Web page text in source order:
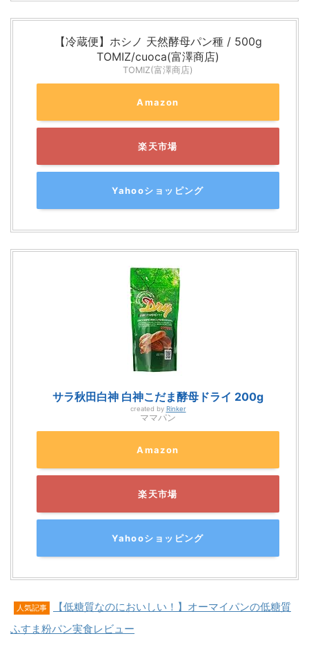
【冷蔵便】ホシノ 天然酵母パン種 / 500g
TOMIZ/cuoca(富澤商店)
TOMIZ(富澤商店)
Amazon
楽天市場
Yahooショッピング
サラ秋田白神 白神こだま酵母ドライ 200g
created by Rinker
ママパン
Amazon
楽天市場
Yahooショッピング
人気記事
【低糖質なのにおいしい！】オーマイパンの低糖質
ふすま粉パン実食レビュー